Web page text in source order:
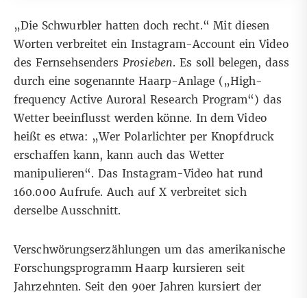
„Die Schwurbler hatten doch recht.“ Mit diesen
Worten verbreitet ein Instagram-Account ein Video
des Fernsehsenders Prosieben. Es soll belegen, dass
durch eine sogenannte Haarp-Anlage („High-
frequency Active Auroral Research Program“) das
Wetter beeinflusst werden könne. In dem Video
heißt es etwa: „Wer Polarlichter per Knopfdruck
erschaffen kann, kann auch das Wetter
manipulieren“. Das Instagram-Video hat rund
160.000 Aufrufe. Auch auf Xverbreitet sich
derselbe Ausschnitt.
Verschwörungserzählungen um das amerikanische
Forschungsprogramm Haarp kursieren seit
Jahrzehnten. Seit den 90er Jahren kursiert der